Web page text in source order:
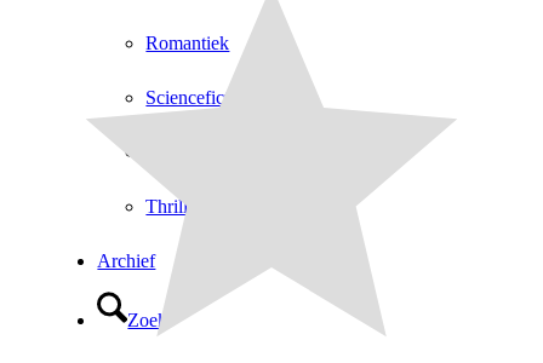
Romantiek
Sciencefiction
Thriller
Archief
Zoek